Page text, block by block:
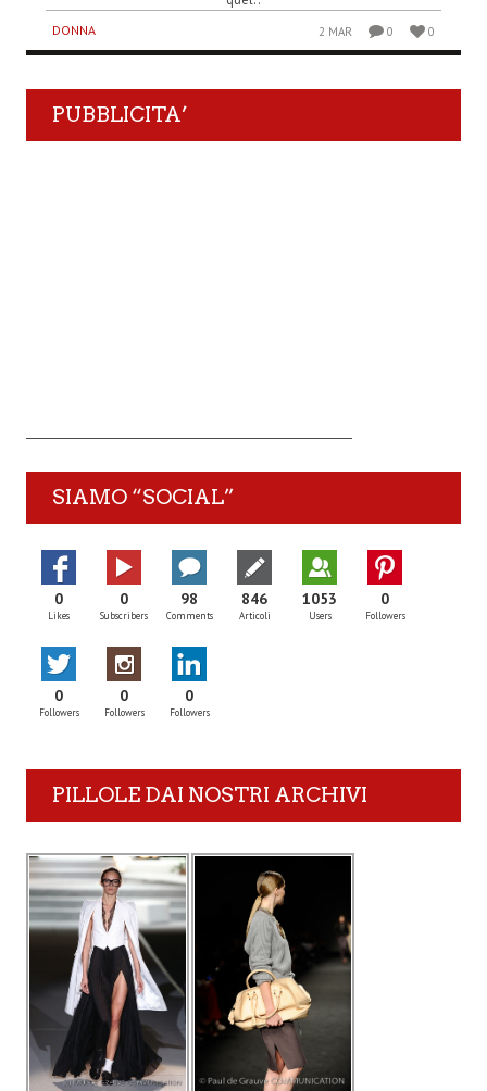
DONNA 2 MAR 0 0
PUBBLICITA’
SIAMO “SOCIAL”
0
Likes
0
Subscribers
98
Comments
846
Articoli
1053
Users
0
Followers
0
Followers
0
Followers
0
Followers
PILLOLE DAI NOSTRI ARCHIVI